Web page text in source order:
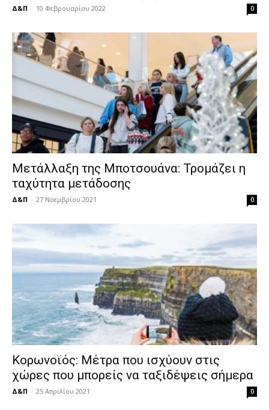
Δ&Π - 10 Φεβρουαρίου 2022 0
Μετάλλαξη της Μποτσουάνα: Τρομάζει η
ταχύτητα μετάδοσης
Δ&Π - 27 Νοεμβρίου 2021 0
Κορωνοϊός: Μέτρα που ισχύουν στις
χώρες που μπορείς να ταξιδέψεις σήμερα
Δ&Π - 25 Απριλίου 2021 0